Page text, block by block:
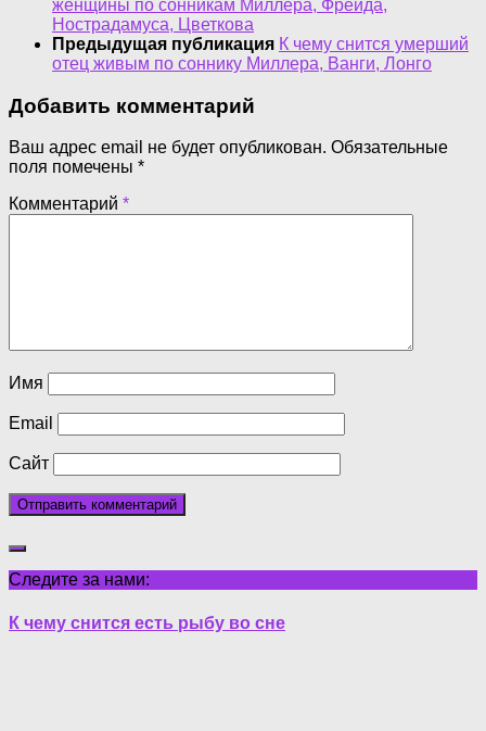
женщины по сонникам Миллера, Фрейда,
Нострадамуса, Цветкова
Предыдущая публикация К чему снится умерший
отец живым по соннику Миллера, Ванги, Лонго
Добавить комментарий
Ваш адрес email не будет опубликован. Обязательные
поля помечены *
Комментарий *
Имя
Email
Сайт
Следите за нами:
К чему снится есть рыбу во сне